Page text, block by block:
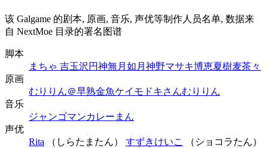
该 Galgame 的剧本, 原画, 音乐, 声优等制作人员名单, 数据来
自 NextMoe 目录的署名图谱
脚本
まちゃ 吉玉沢円神無月如月 神野マサキ博恵夏樹麦茶々
原画
むりりん＠早熟金魚ケイ モドキさんむりりん
音乐
ジャンゴマンカレーまん
声优
Rita （しらたまたん） すずきけいこ
（ショコラたん）